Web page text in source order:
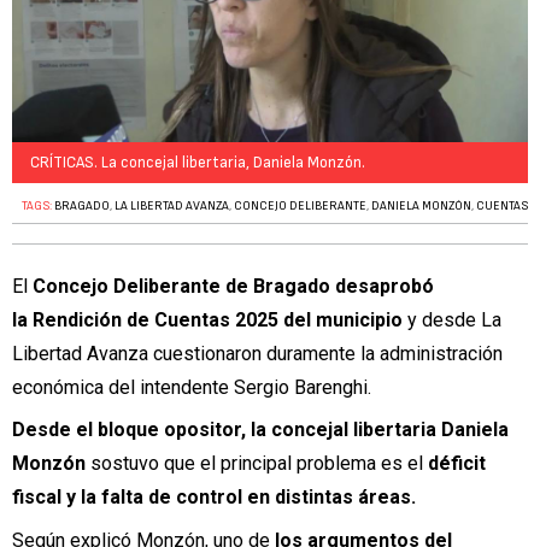
CRÍTICAS. La concejal libertaria, Daniela Monzón.
TAGS: BRAGADO, LA LIBERTAD AVANZA, CONCEJO DELIBERANTE, DANIELA MONZÓN, CUENTAS
El Concejo Deliberante de Bragado desaprobó
la Rendición de Cuentas 2025 del municipio y desde La
Libertad Avanza cuestionaron duramente la administración
económica del intendente Sergio Barenghi.
Desde el bloque opositor, la concejal libertaria Daniela
Monzón sostuvo que el principal problema es el déficit
fiscal y la falta de control en distintas áreas.
Según explicó Monzón, uno de los argumentos del